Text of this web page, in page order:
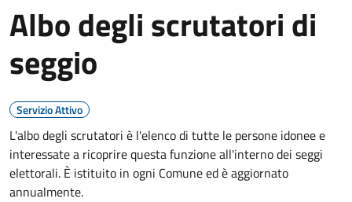
Albo degli scrutatori di
seggio
Servizio Attivo
L'albo degli scrutatori è l'elenco di tutte le persone idonee e
interessate a ricoprire questa funzione all'interno dei seggi
elettorali. È istituito in ogni Comune ed è aggiornato
annualmente.